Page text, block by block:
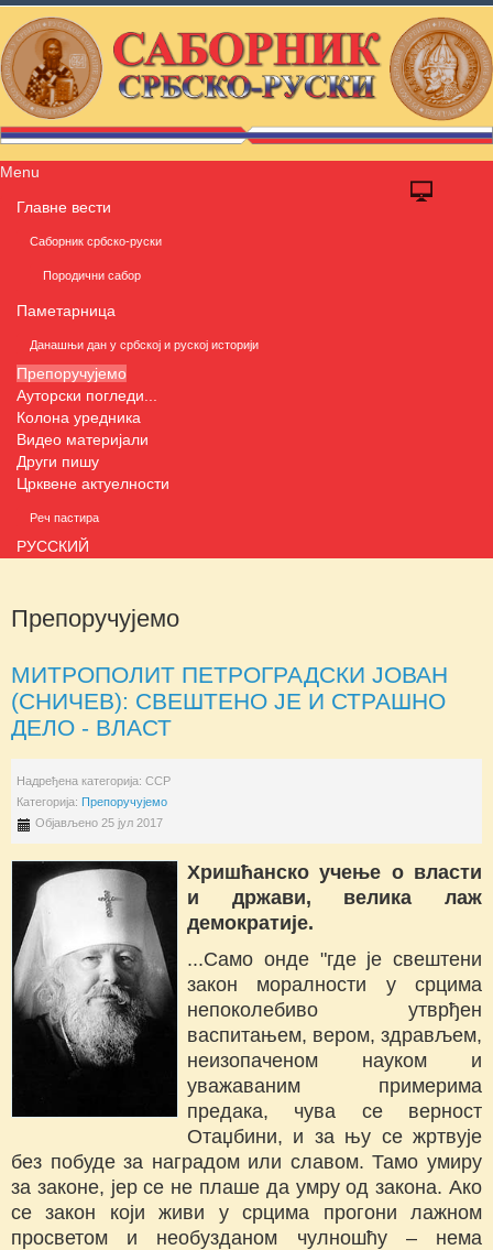
Menu
Главне вести
Саборник србско-руски
Породични сабор
Паметарница
Данашњи дан у србској и руској историји
Препоручујемо
Ауторски погледи...
Колона уредника
Видео материјали
Други пишу
Црквене актуелности
Реч пастира
РУССКИЙ
Препоручујемо
МИТРОПОЛИТ ПЕТРОГРАДСКИ ЈОВАН
(СНИЧЕВ): СВЕШТЕНО ЈЕ И СТРАШНО
ДЕЛО - ВЛАСТ
Надређена категорија: ССР
Категорија: Препоручујемо
Објављено 25 јул 2017
Хришћанско учење о власти
и држави, велика лаж
демократије.
...Само онде "где је свештени
закон моралности у срцима
непоколебиво утврђен
васпитањем, вером, здрављем,
неизопаченом науком и
уважаваним примерима
предака, чува се верност
Отаџбини, и за њу се жртвује
без побуде за наградом или славом. Тамо умиру
за законе, јер се не плаше да умру од закона. Ако
се закон који живи у срцима прогони лажном
просветом и необузданом чулношћу – нема